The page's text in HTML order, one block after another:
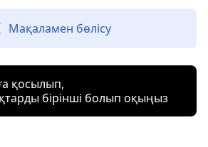
Мақаламен бөлісу
қосылып,
бірінші болып оқыңыз